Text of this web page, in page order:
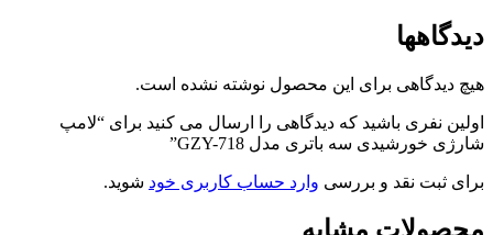
دیدگاهها
هیچ دیدگاهی برای این محصول نوشته نشده است.
اولین نفری باشید که دیدگاهی را ارسال می کنید برای “لامپ
شارژی خورشیدی سه باتری مدل GZY-718”
برای ثبت نقد و بررسی وارد حساب کاربری خود شوید.